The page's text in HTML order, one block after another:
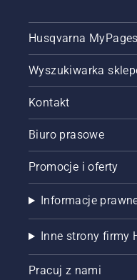
Husqvarna MyPages
Wyszukiwarka
Kontakt
Biuro prasowe
Promocje i oferty
Informacje
Inne strony firmy
Pracuj z nami